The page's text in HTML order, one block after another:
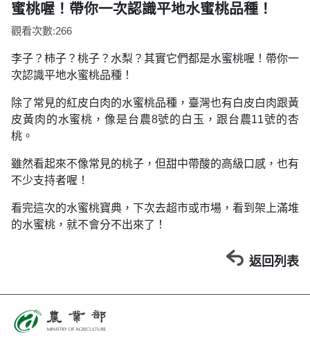
蜜桃喔！帶你一次認識平地水蜜桃品種！
觀看次數:266
李子？柿子？桃子？水梨？其實它們都是水蜜桃喔！帶你一
次認識平地水蜜桃品種！
除了常見的紅皮白肉的水蜜桃品種，臺灣也有白皮白肉跟黃
皮黃肉的水蜜桃，像是台農8號的白玉，跟台農11號的杏
桃。
雖然看起來不像常見的桃子，但甜中帶酸的高級口感，也有
不少支持者喔！
看完這次的水蜜桃寶典，下次去超市或市場，看到架上滿堆
的水蜜桃，就不會分不出來了！
返回列表